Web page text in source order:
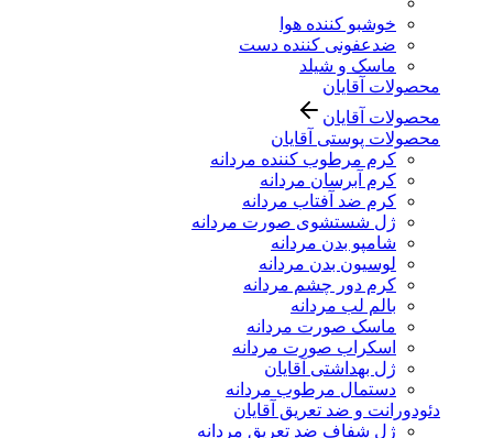
خوشبو کننده هوا
ضدعفونی کننده دست
ماسک و شیلد
محصولات آقایان
محصولات آقایان
محصولات پوستی آقایان
کرم مرطوب کننده مردانه
کرم آبرسان مردانه
کرم ضد آفتاب مردانه
ژل شستشوی صورت مردانه
شامپو بدن مردانه
لوسیون بدن مردانه
کرم دور چشم مردانه
بالم لب مردانه
ماسک صورت مردانه
اسکراب صورت مردانه
ژل بهداشتی آقایان
دستمال مرطوب مردانه
دئودورانت و ضد تعریق آقایان
ژل شفاف ضد تعریق مردانه